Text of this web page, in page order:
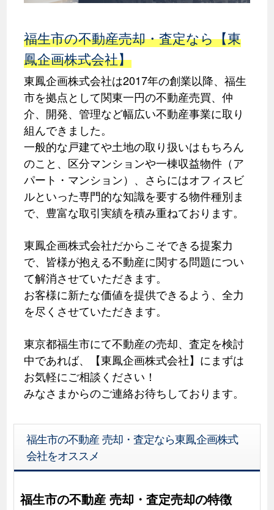
福生市の不動産売却・査定なら【東
鳳企画株式会社】
東鳳企画株式会社は2017年の創業以降、福生
市を拠点として関東一円の不動産売買、仲
介、開発、管理など幅広い不動産事業に取り
組んできました。
一般的な戸建てや土地の取り扱いはもちろん
のこと、区分マンションや一棟収益物件（ア
パート・マンション）、さらにはオフィスビ
ルといった専門的な知識を要する物件種別ま
で、豊富な取引実績を積み重ねております。
東鳳企画株式会社だからこそできる提案力
で、皆様が抱える不動産に関する問題につい
て解消させていただきます。
お客様に新たな価値を提供できるよう、全力
を尽くさせていただきます。
東京都福生市にて不動産の売却、査定を検討
中であれば、【東鳳企画株式会社】にまずは
お気軽にご相談ください！
みなさまからのご連絡お待ちしております。
福生市の不動産 売却・査定なら東鳳企画株式
会社をオススメ
福生市の不動産 売却・査定売却の特徴